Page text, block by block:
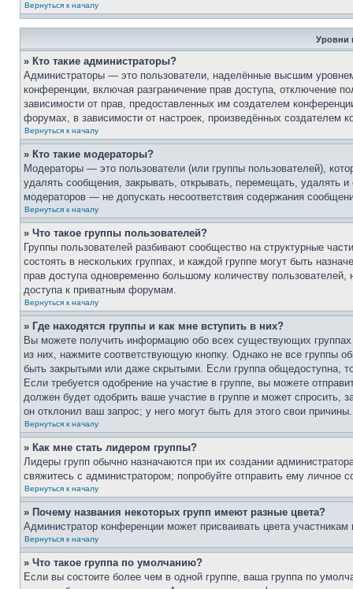
Вернуться к началу
Уровни
» Кто такие администраторы?
Администраторы — это пользователи, наделённые высшим
конференции, включая разграничение прав доступа, отключение
зависимости от прав, предоставленных им создателем
форумах, в зависимости от настроек, произведённых создателем
Вернуться к началу
» Кто такие модераторы?
Модераторы — это пользователи (или группы пользователей),
удалять сообщения, закрывать, открывать, перемещать, удалять
модераторов — не допускать несоответствия содержания
Вернуться к началу
» Что такое группы пользователей?
Группы пользователей разбивают сообщество на структурные
состоять в нескольких группах, и каждой группе могут быть
прав доступа одновременно большому количеству
доступа к приватным форумам.
Вернуться к началу
» Где находятся группы и как мне вступить в них?
Вы можете получить информацию обо всех существующих
из них, нажмите соответствующую кнопку. Однако не все группы
быть закрытыми или даже скрытыми. Если группа общедоступна,
Если требуется одобрение на участие в группе, вы можете
должен будет одобрить ваше участие в группе и может спросить,
он отклонил ваш запрос; у него могут быть для этого свои причины.
Вернуться к началу
» Как мне стать лидером группы?
Лидеры групп обычно назначаются при их создании
свяжитесь с администратором; попробуйте отправить ему личное
Вернуться к началу
» Почему названия некоторых групп имеют разные цвета?
Администратор конференции может присваивать цвета
Вернуться к началу
» Что такое группа по умолчанию?
Если вы состоите более чем в одной группе, ваша группа по